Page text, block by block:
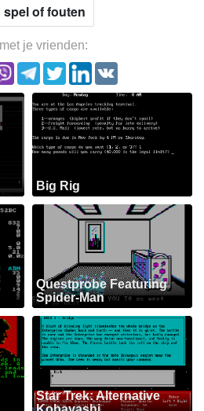
spel of fouten
je vrienden:
Big Rig
Questprobe Featuring
Spider-Man
Star Trek: Alternative